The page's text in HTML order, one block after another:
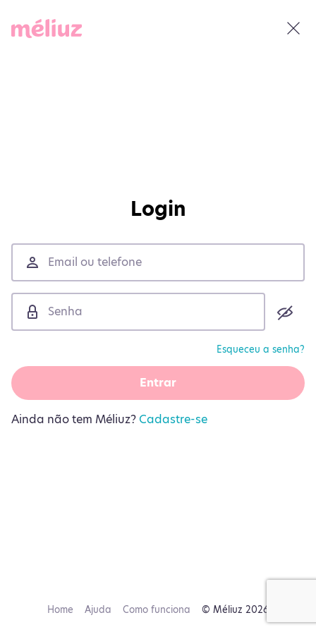
Login
Esqueceu a senha?
Entrar
Ainda não tem Méliuz? Cadastre-se
Home Ajuda Como funciona © Méliuz 2026